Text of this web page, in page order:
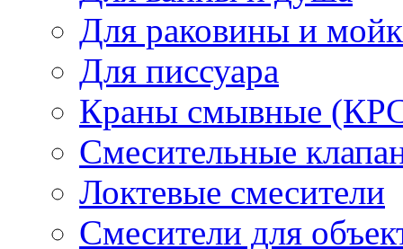
Для раковины и
Для писсуара
Краны смывные
Смесительные
Локтевые смесители
Смесители для